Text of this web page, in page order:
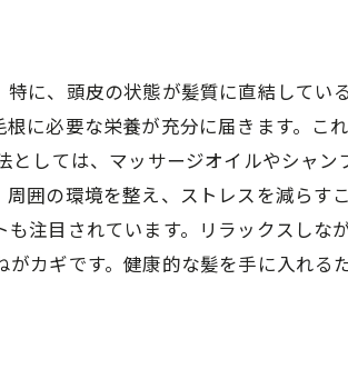
に、頭皮の状態が髪質に直結してい
に必要な栄養が充分に届きます。こ
しては、マッサージオイルやシャ
囲の環境を整え、ストレスを減らす
注目されています。リラックスしな
カギです。健康的な髪を手に入れる